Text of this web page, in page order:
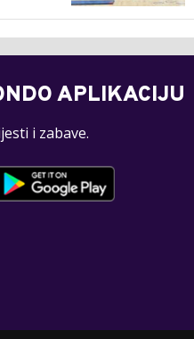
APLIKACIJU
i zabave.